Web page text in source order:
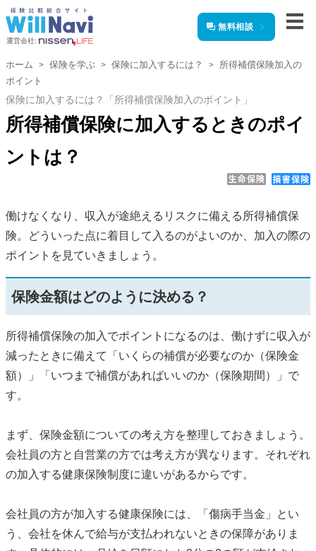
運営会社:
無料相談
ホーム 保険を学ぶ 保険に加入するには？
所得補償保険加入の
ポイント
保険に加入するには？「所得補償保険加入のポイント」
所得補償保険に加入するときのポイ
ントは？
働けなくなり、収入が途絶えるリスクに備える所得補償保
険。どういった点に着目して入るのがよいのか、加入の際の
ポイントを見ていきましょう。
保険金額はどのように決める？
所得補償保険の加入でポイントになるのは、働けずに収入が
減ったときに備えて「いくらの補償が必要なのか（保険金
額）」「いつまで補償があればいいのか（保険期間）」で
す。
まず、保険金額についての考え方を整理しておきましょう。
会社員の方と自営業の方では考え方が異なります。それぞれ
の加入する健康保険制度に違いがあるからです。
会社員の方が加入する健康保険には、「傷病手当金」とい
う、会社を休んで給与が支払われないときの保障がありま